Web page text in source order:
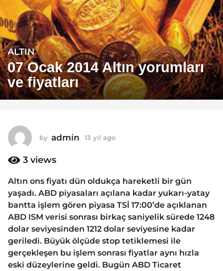
1
3
y
ı
l
o
1
3
ı
l
a
g
o
ALTIN
07 Ocak 2014 Altın yorumları
ve fiyatları
by admin 13 yıl ago
a
g
o
3 views
Altın ons fiyatı dün oldukça hareketli bir gün
yaşadı. ABD piyasaları açılana kadar yukarı-yatay
bantta işlem gören piyasa TSİ 17:00’de açıklanan
ABD ISM verisi sonrası birkaç saniyelik sürede 1248
dolar seviyesinden 1212 dolar seviyesine kadar
geriledi. Büyük ölçüde stop tetiklemesi ile
gerçekleşen bu işlem sonrası fiyatlar aynı hızla
eski düzeylerine geldi. Bugün ABD Ticaret